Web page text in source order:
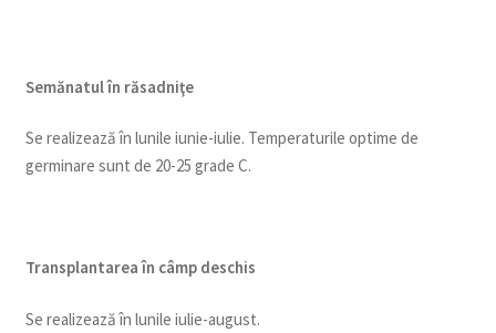
Semănatul în răsadniţe
Se realizează în lunile iunie-iulie. Temperaturile optime de
germinare sunt de 20-25 grade C.
Transplantarea în câmp deschis
Se realizează în lunile iulie-august.